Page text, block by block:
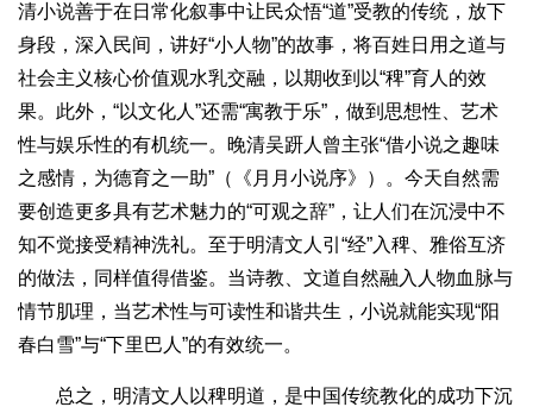
清小说善于在日常化叙事中让民众悟“道”受教的传统，放下
身段，深入民间，讲好“小人物”的故事，将百姓日用之道与
社会主义核心价值观水乳交融，以期收到以“稗”育人的效
果。此外，“以文化人”还需“寓教于乐”，做到思想性、艺术
性与娱乐性的有机统一。晚清吴趼人曾主张“借小说之趣味
之感情，为德育之一助”（《月月小说序》）。今天自然需
要创造更多具有艺术魅力的“可观之辞”，让人们在沉浸中不
知不觉接受精神洗礼。至于明清文人引“经”入稗、雅俗互济
的做法，同样值得借鉴。当诗教、文道自然融入人物血脉与
情节肌理，当艺术性与可读性和谐共生，小说就能实现“阳
春白雪”与“下里巴人”的有效统一。
总之，明清文人以稗明道，是中国传统教化的成功下沉